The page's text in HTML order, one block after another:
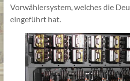
Vorwählersystem, welches die
eingeführt hat.